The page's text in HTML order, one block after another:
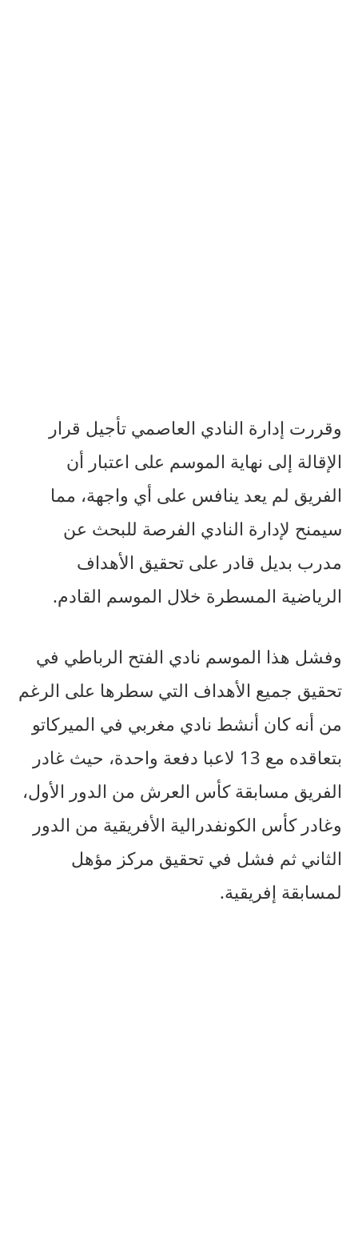
وقررت إدارة النادي العاصمي تأجيل قرار
الإقالة إلى نهاية الموسم على اعتبار أن
الفريق لم يعد ينافس على أي واجهة، مما
سيمنح لإدارة النادي الفرصة للبحث عن
مدرب بديل قادر على تحقيق الأهداف
الرياضية المسطرة خلال الموسم القادم.
وفشل هذا الموسم نادي الفتح الرباطي في
تحقيق جميع الأهداف التي سطرها على الرغم
من أنه كان أنشط نادي مغربي في الميركاتو
بتعاقده مع 13 لاعبا دفعة واحدة، حيث غادر
الفريق مسابقة كأس العرش من الدور الأول،
وغادر كأس الكونفدرالية الأفريقية من الدور
الثاني ثم فشل في تحقيق مركز مؤهل
لمسابقة إفريقية.